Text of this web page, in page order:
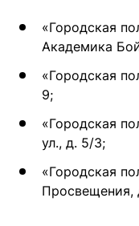
«Городская
Академика
«Городская
9;
«Городская
ул., д. 5/3;
«Городская
Просвещения,